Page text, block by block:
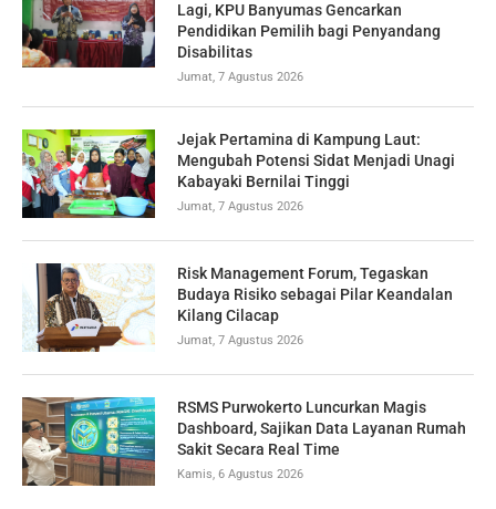
Lagi, KPU Banyumas Gencarkan
Pendidikan Pemilih bagi Penyandang
Disabilitas
Jumat, 7 Agustus 2026
Jejak Pertamina di Kampung Laut:
Mengubah Potensi Sidat Menjadi Unagi
Kabayaki Bernilai Tinggi
Jumat, 7 Agustus 2026
Risk Management Forum, Tegaskan
Budaya Risiko sebagai Pilar Keandalan
Kilang Cilacap
Jumat, 7 Agustus 2026
RSMS Purwokerto Luncurkan Magis
Dashboard, Sajikan Data Layanan Rumah
Sakit Secara Real Time
Kamis, 6 Agustus 2026